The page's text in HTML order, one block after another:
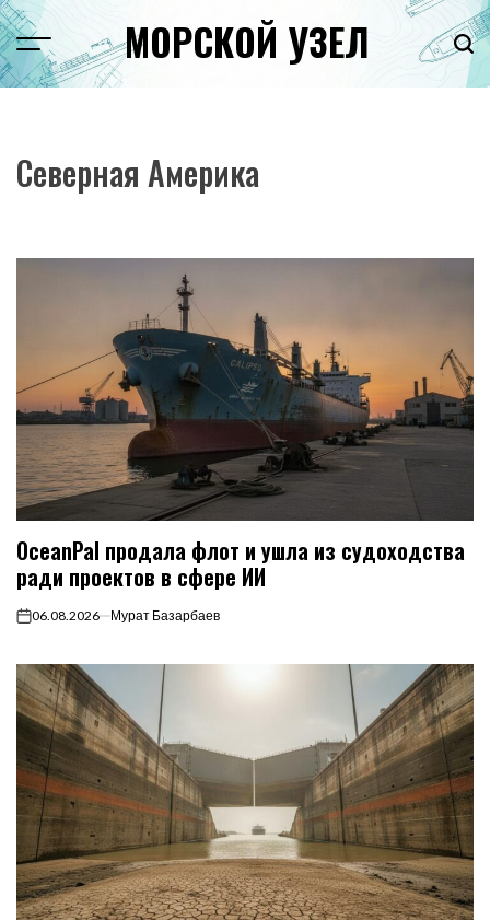
Перейти
к
содержимому
Menu МОРСКОЙ УЗЕЛ
Северная Америка
OceanPal продала флот и ушла из судоходства
ради проектов в сфере ИИ
on06.08.2026 Мурат Базарбаев